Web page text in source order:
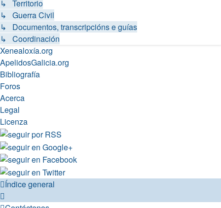
↳ Territorio
↳ Guerra Civil
↳ Documentos, transcripcións e guías
↳ Coordinación
Xenealoxía.org
ApelidosGalicia.org
Bibliografía
Foros
Acerca
Legal
Licenza
Índice general